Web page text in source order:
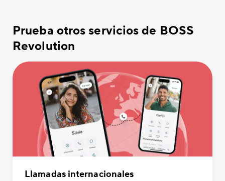
Prueba otros servicios de BOSS
Revolution
Llamadas internacionales